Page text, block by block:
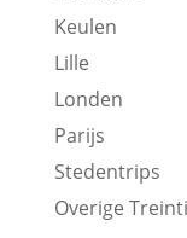
Keulen
Lille
Londen
Parijs
Stedentrips
Overige